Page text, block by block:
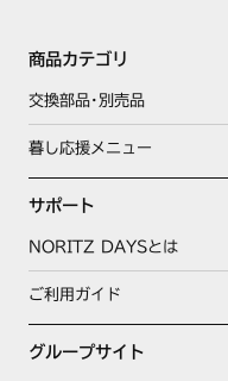
商品カテゴリ
交換部品･別売品
暮し応援メニュー
サポート
NORITZ DAYSとは
ご利用ガイド
グループサイト